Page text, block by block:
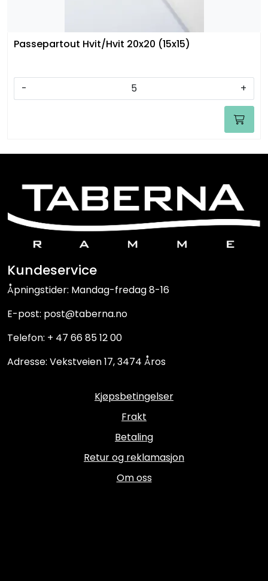
Passepartout Hvit/Hvit 20x20 (15x15)
- +
Kundeservice
Åpningstider: Mandag-fredag 8-16
E-post: post@taberna.no
Telefon: + 47 66 85 12 00
Adresse: Vekstveien 17, 3474 Åros
Kjøpsbetingelser
Frakt
Betaling
Retur og reklamasjon
Om oss